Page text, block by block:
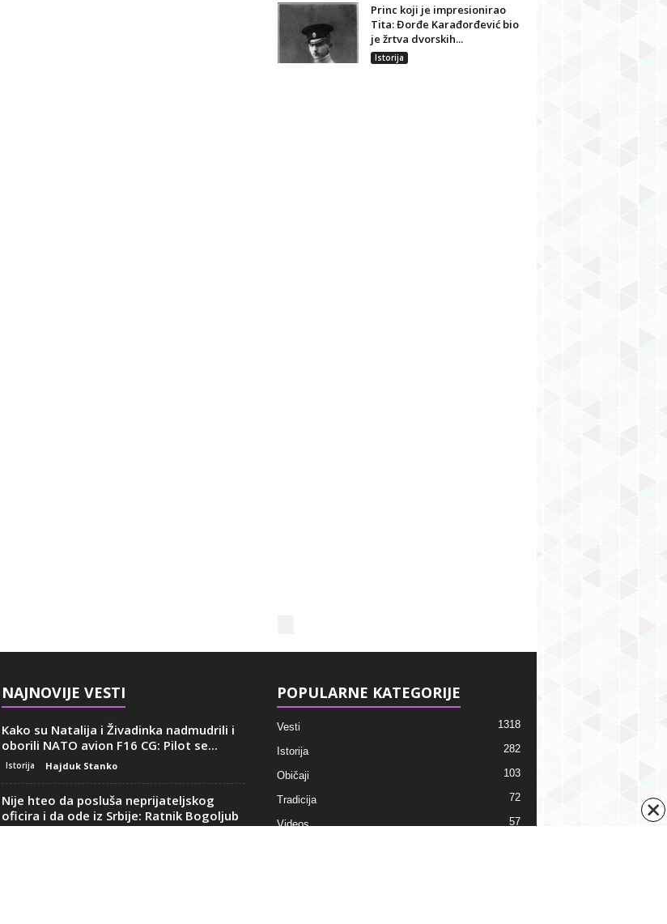
Princ koji je impresionirao
Tita: Đorđe Karađorđević bio
je žrtva dvorskih...
Istorija
NAJNOVIJE VESTI
Kako su Natalija i Živadinka nadmudrili i
oborili NATO avion F16 CG: Pilot se...
Istorija Hajduk Stanko
Nije hteo da posluša neprijateljskog
oficira i da ode iz Srbije: Ratnik Bogoljub
Vasiljević...
POPULARNE KATEGORIJE
Vesti 1318
Istorija 282
Običaji 103
Tradicija 72
Videos 57